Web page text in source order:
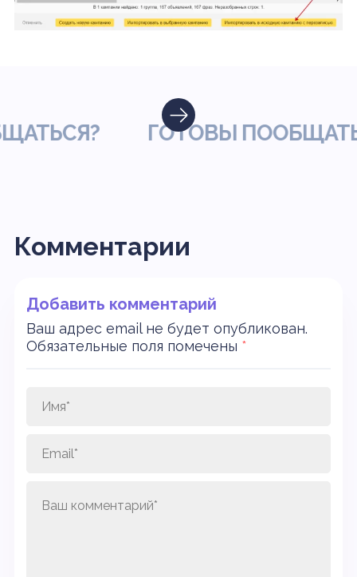
ГОТОВЫ
Комментарии
Добавить комментарий
Ваш адрес email не будет опубликован.
Обязательные поля помечены *